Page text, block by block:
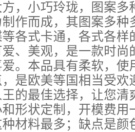
，小巧玲珑，图案多
作而成，其图案多种
各式卡通，各式各样
、美观，是一款时尚
。本品具有柔软，使
是欧美等国相当受欢
王的最佳选择，让您清
形状定制，开模费用
材料最多；缺点是颜